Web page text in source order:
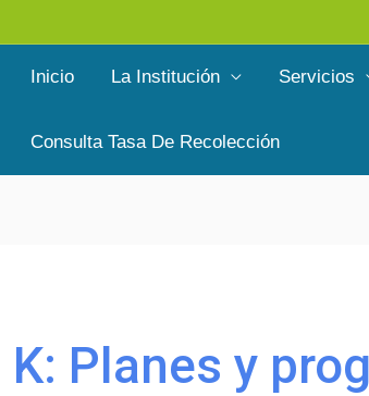
Inicio La Institución Servicios
Consulta Tasa De Recolección
Planes y